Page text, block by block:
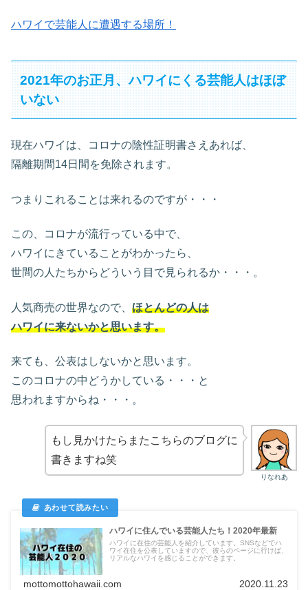
ハワイで芸能人に遭遇する場所！
2021年のお正月、ハワイにくる芸能人はほぼ
いない
現在ハワイは、コロナの陰性証明書さえあれば、
隔離期間14日間を免除されます。
つまりこれることは来れるのですが・・・
この、コロナが流行っている中で、
ハワイにきていることがわかったら、
世間の人たちからどういう目で見られるか・・・。
人気商売の世界なので、 ほとんどの人は
ハワイに来ないかと思います。
来ても、公表はしないかと思います。
このコロナの中どうかしている・・・と
思われますからね・・・。
りなれあ
もし見かけたらまたこちらのブログに
書きますね笑
ハワイに住んでいる芸能人たち！2020年最新
ハワイに在住の芸能人を紹介しています。SNSなどでハ
ワイ在住を公表していますので、彼らのページに行けば、
リアルなハワイを感じることができます。
mottomottohawaii.com 2020.11.23